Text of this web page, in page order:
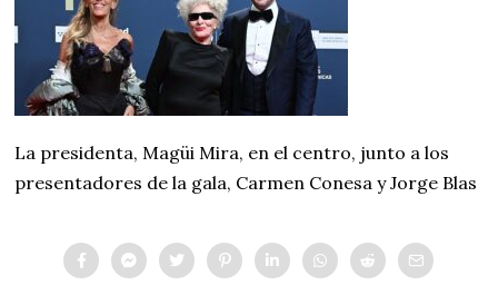
La presidenta, Magüi Mira, en el centro, junto a los
presentadores de la gala, Carmen Conesa y Jorge Blas